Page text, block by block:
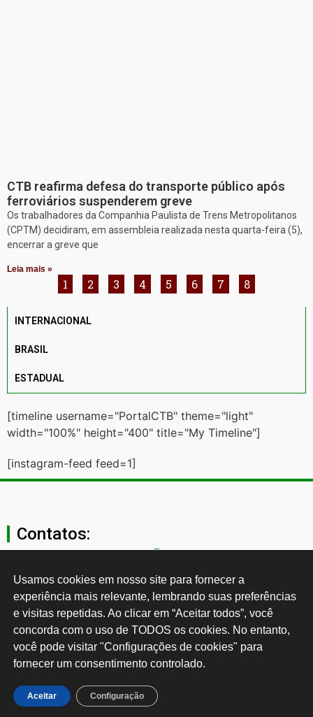
CTB reafirma defesa do transporte público após
ferroviários suspenderem greve
Os trabalhadores da Companhia Paulista de Trens Metropolitanos
(CPTM) decidiram, em assembleia realizada nesta quarta-feira (5),
encerrar a greve que
Leia mais »
1 2 3 4 5 6 7 8
INTERNACIONAL
BRASIL
ESTADUAL
[timeline username="PortalCTB" theme="light"
width="100%" height="400" title="My Timeline"]
[instagram-feed feed=1]
Contatos:
secgeral@ctb.org.br
11 3874-0040
Rua Cardoso de Almeida, 1843, Sumaré São Paulo - SP -
Brasil CEP: 01251-001
Desenvolvido por:
Usamos cookies em nosso site para fornecer a
experiência mais relevante, lembrando suas preferências
e visitas repetidas. Ao clicar em “Aceitar todos”, você
concorda com o uso de TODOS os cookies. No entanto,
você pode visitar "Configurações de cookies" para
fornecer um consentimento controlado.
Aceitar Configuração